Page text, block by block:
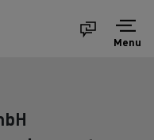
Menu